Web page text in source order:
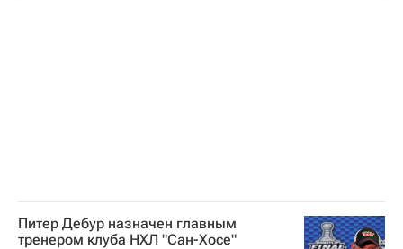
Питер Дебур назначен главным
тренером клуба НХЛ "Сан-Хосе"